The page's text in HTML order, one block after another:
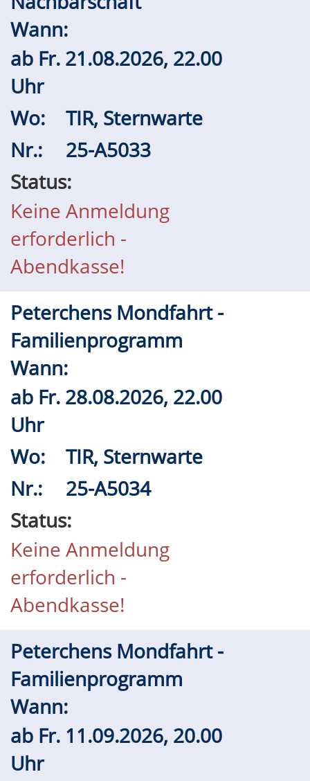
Wann:
ab Fr. 21.08.2026, 22.00
Uhr
Wo:
TIR, Sternwarte
Nr.:
25-A5033
Status:
Keine Anmeldung
erforderlich -
Abendkasse!
Peterchens Mondfahrt -
Familienprogramm
Wann:
ab Fr. 28.08.2026, 22.00
Uhr
Wo:
TIR, Sternwarte
Nr.:
25-A5034
Status:
Keine Anmeldung
erforderlich -
Abendkasse!
Peterchens Mondfahrt -
Familienprogramm
Wann:
ab Fr. 11.09.2026, 20.00
Uhr